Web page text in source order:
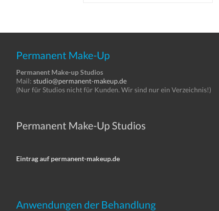
Permanent Make-Up
Permanent Make-up Studios
Mail:studio@permanent-makeup.de
(Nur für Studios nicht für Kunden. Wir sind nur ein Verzeichnis!)
Permanent Make-Up Studios
Eintrag auf permanent-makeup.de
Anwendungen der Behandlung